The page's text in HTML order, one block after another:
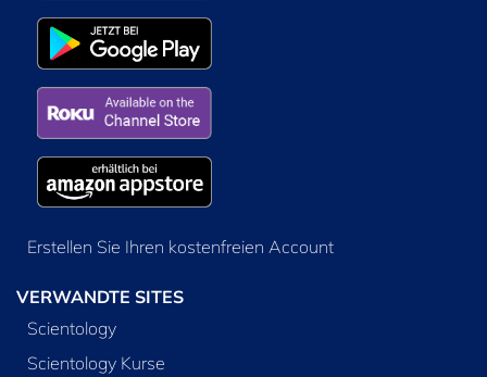
Erstellen Sie Ihren kostenfreien Account
VERWANDTE SITES
Scientology
Scientology Kurse